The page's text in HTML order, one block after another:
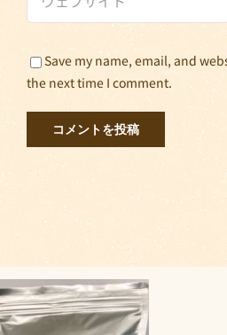
Save my name, email, and
the next time I comment.